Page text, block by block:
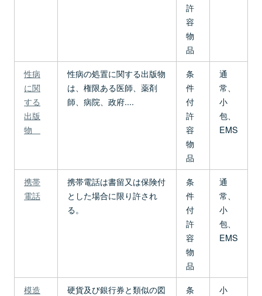
許
容
物
品
性病
に関
する
出版
物
性病の処置に関する出版物
は、権限ある医師、薬剤
師、病院、政府....
条
件
付
許
容
物
品
通
常、
小
包、
EMS
携帯
電話
携帯電話は書留又は保険付
とした場合に限り許され
る。
条
件
付
許
容
物
品
通
常、
小
包、
EMS
模造
硬貨及び銀行券と類似の図
条
小